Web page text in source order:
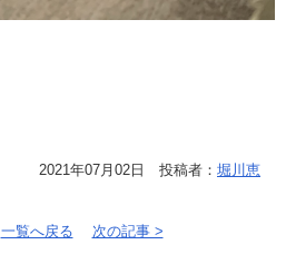
2021年07月02日 投稿者： 堀川恵
一覧へ戻る 次の記事 >